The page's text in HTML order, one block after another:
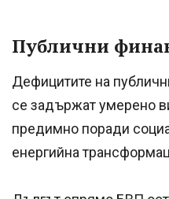
Публични
Дефицитите на
се задържат умерено
предимно поради
енергийна